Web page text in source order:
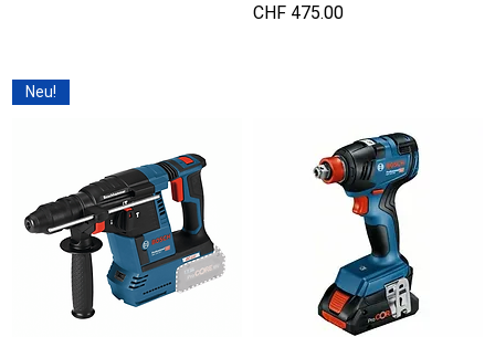
Preis
CHF 475.00
Neu!